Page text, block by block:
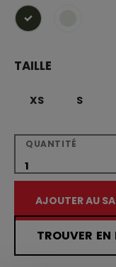
sélectionné
TAILLE
XS S
QUANTITÉ
AJOUTER AU
TROUVER